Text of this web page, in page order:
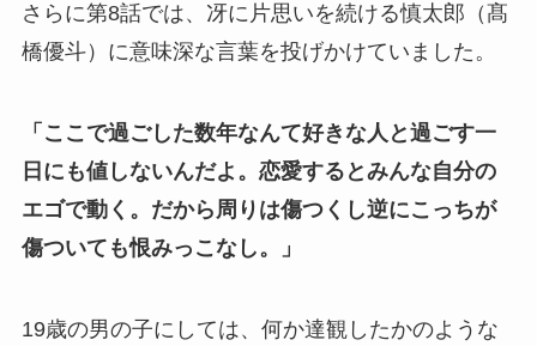
さらに第8話では、冴に片思いを続ける慎太郎（髙
橋優斗）に意味深な言葉を投げかけていました。
「ここで過ごした数年なんて好きな人と過ごす一
日にも値しないんだよ。恋愛するとみんな自分の
エゴで動く。だから周りは傷つくし逆にこっちが
傷ついても恨みっこなし。」
19歳の男の子にしては、何か達観したかのような